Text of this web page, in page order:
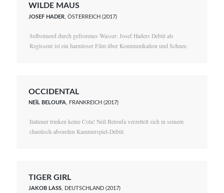
WILDE MAUS
JOSEF HADER , ÖSTERREICH (2017)
Selbstmord durch gefrorenes Wasser: Josef Haders Debüt als
Regisseur ist ein harmloser Film über Kommunikation und Schnee.
OCCIDENTAL
NEÏL BELOUFA , FRANKREICH (2017)
Italiener trinken keine Cola! Neïl Beloufa verzettelt sich in seinem
chaotisch-absurden Kammerspiel-Debüt.
TIGER GIRL
JAKOB LASS, DEUTSCHLAND (2017)